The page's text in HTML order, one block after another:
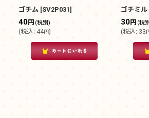
ゴチム [SV2P031]
40円 (税別)
(税込: 44円)
ゴチミル
30円 (税
(税込: 33